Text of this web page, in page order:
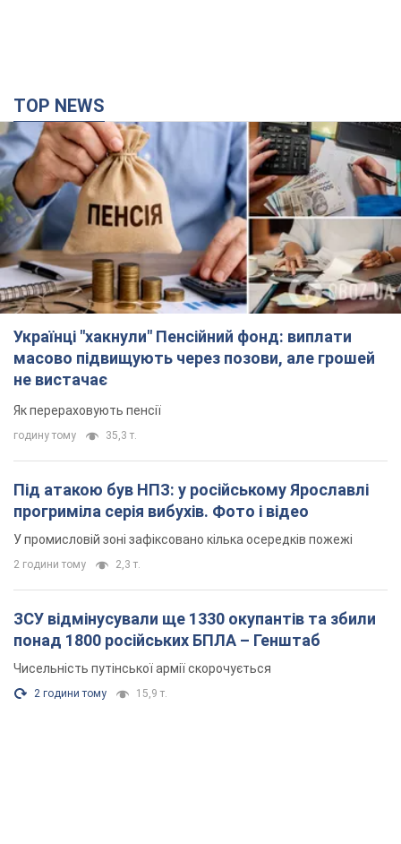
TOP NEWS
Українці "хакнули" Пенсійний фонд: виплати
масово підвищують через позови, але грошей
не вистачає
Як перераховують пенсії
годину тому 35,3 т.
Під атакою був НПЗ: у російському Ярославлі
прогриміла серія вибухів. Фото і відео
У промисловій зоні зафіксовано кілька осередків пожежі
2 години тому 2,3 т.
ЗСУ відмінусували ще 1330 окупантів та збили
понад 1800 російських БПЛА – Генштаб
Чисельність путінської армії скорочується
2 години тому 15,9 т.